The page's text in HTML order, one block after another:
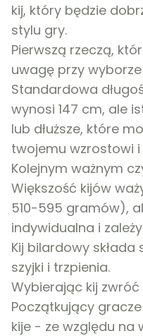
kij, który będzie
stylu gry.
Pierwszą rzeczą,
uwagę przy
Standardowa
wynosi 147 cm, ale
lub dłuższe, które
twojemu wzrostowi
Kolejnym ważnym
Większość kijów
510-595 gramów),
indywidualna i
Kij bilardowy składa
szyjki i trzpienia.
Wybierając kij
Początkujący
kije - ze względu na